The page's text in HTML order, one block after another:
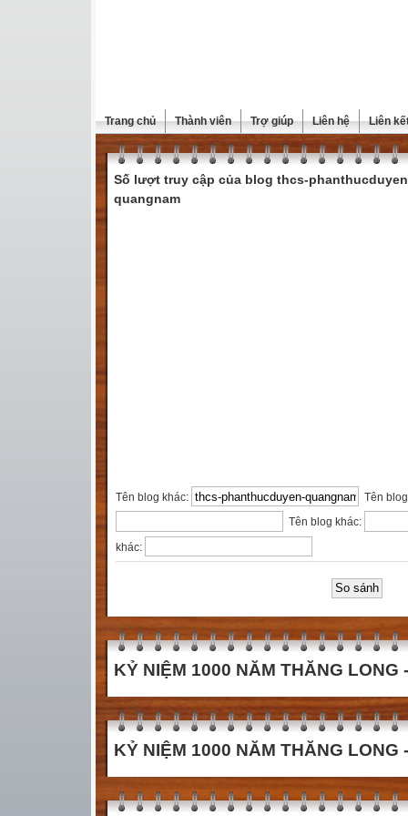
Trang chủ Thành viên Trợ giúp Liên hệ Liên
Số lượt truy cập của blog thcs-
quangnam
Tên blog khác:
Tên
Tên blog khác:
khác:
KỶ NIỆM 1000 NĂM THĂNG LONG
KỶ NIỆM 1000 NĂM THĂNG LONG